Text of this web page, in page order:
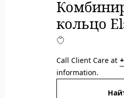
кольцо
Call Client Care at
information.